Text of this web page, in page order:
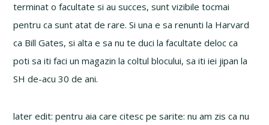
terminat o facultate si au succes, sunt vizibile tocmai
pentru ca sunt atat de rare. Si una e sa renunti la Harvard
ca Bill Gates, si alta e sa nu te duci la facultate deloc ca
poti sa iti faci un magazin la coltul blocului, sa iti iei jipan la
SH de-acu 30 de ani.
later edit: pentru aia care citesc pe sarite: nu am zis ca nu